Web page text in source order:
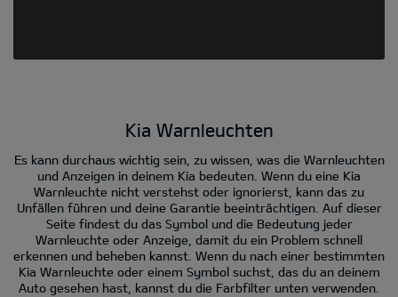
Kia Warnleuchten
Es kann durchaus wichtig sein, zu wissen, was die Warnleuchten
und Anzeigen in deinem Kia bedeuten. Wenn du eine Kia
Warnleuchte nicht verstehst oder ignorierst, kann das zu
Unfällen führen und deine Garantie beeinträchtigen. Auf dieser
Seite findest du das Symbol und die Bedeutung jeder
Warnleuchte oder Anzeige, damit du ein Problem schnell
erkennen und beheben kannst. Wenn du nach einer bestimmten
Kia Warnleuchte oder einem Symbol suchst, das du an deinem
Auto gesehen hast, kannst du die Farbfilter unten verwenden.